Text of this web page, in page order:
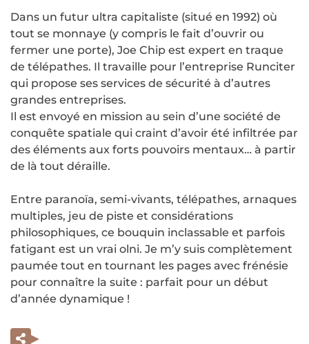
Dans un futur ultra capitaliste (situé en 1992) où
tout se monnaye (y compris le fait d’ouvrir ou
fermer une porte), Joe Chip est expert en traque
de télépathes. Il travaille pour l’entreprise Runciter
qui propose ses services de sécurité à d’autres
grandes entreprises.
Il est envoyé en mission au sein d’une société de
conquête spatiale qui craint d’avoir été infiltrée par
des éléments aux forts pouvoirs mentaux… à partir
de là tout déraille.
Entre paranoïa, semi-vivants, télépathes, arnaques
multiples, jeu de piste et considérations
philosophiques, ce bouquin inclassable et parfois
fatigant est un vrai olni. Je m’y suis complètement
paumée tout en tournant les pages avec frénésie
pour connaître la suite : parfait pour un début
d’année dynamique !